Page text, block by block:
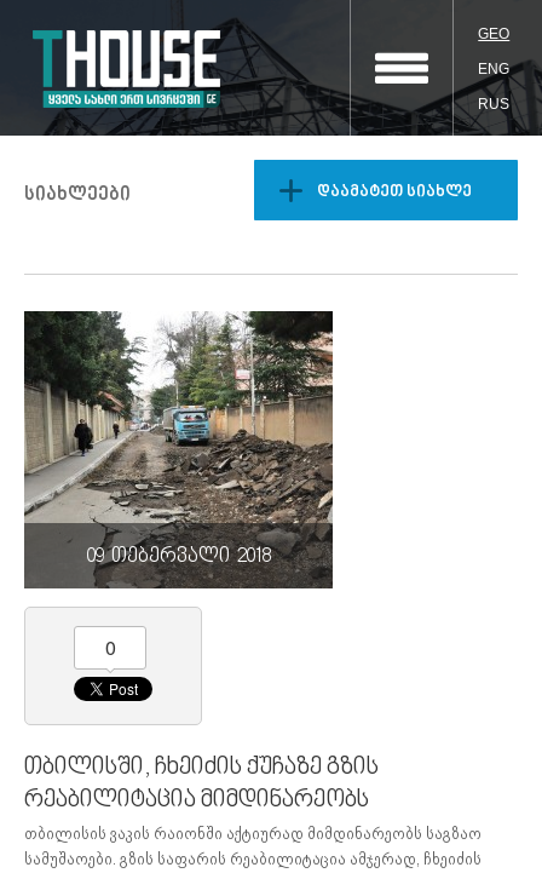
GEO
ENG
RUS
სიახლეები დაამატეთ სიახლე
09 თებერვალი 2018
0
თბილისში, ჩხეიძის ქუჩაზე გზის
რეაბილიტაცია მიმდინარეობს
თბილისის ვაკის რაიონში აქტიურად მიმდინარეობს საგზაო
სამუშაოები. გზის საფარის რეაბილიტაცია ამჯერად, ჩხეიძის